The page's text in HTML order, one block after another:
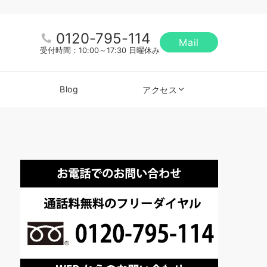
0120-795-114
受付時間：10:00～17:30 日曜休み
Mail
Blog アクセス